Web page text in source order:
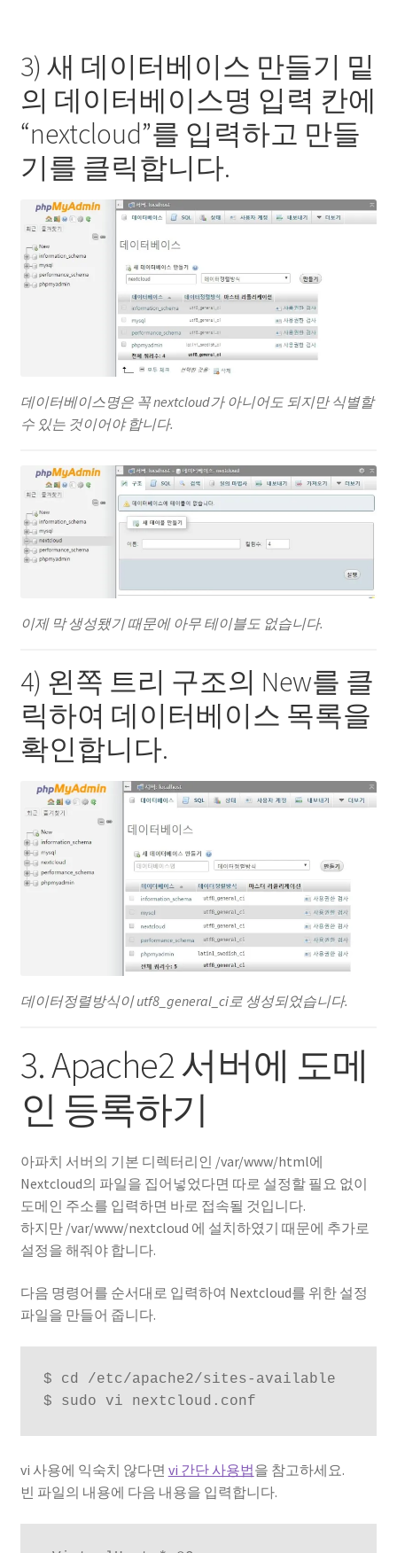
3) 새 데이터베이스 만들기 밑
의 데이터베이스명 입력 칸에
“nextcloud”를 입력하고 만들
기를 클릭합니다.
데이터베이스명은 꼭 nextcloud가 아니어도 되지만 식별할
수 있는 것이어야 합니다.
이제 막 생성됐기 때문에 아무 테이블도 없습니다.
4) 왼쪽 트리 구조의 New를 클
릭하여 데이터베이스 목록을
확인합니다.
데이터정렬방식이 utf8_general_ci로 생성되었습니다.
3. Apache2 서버에 도메
인 등록하기
아파치 서버의 기본 디렉터리인 /var/www/html에
Nextcloud의 파일을 집어넣었다면 따로 설정할 필요 없이
도메인 주소를 입력하면 바로 접속될 것입니다.
하지만 /var/www/nextcloud 에 설치하였기 때문에 추가로
설정을 해줘야 합니다.
다음 명령어를 순서대로 입력하여 Nextcloud를 위한 설정
파일을 만들어 줍니다.
$ cd /etc/apache2/sites-available
$ sudo vi nextcloud.conf
vi 사용에 익숙치 않다면 vi 간단 사용법을 참고하세요.
빈 파일의 내용에 다음 내용을 입력합니다.